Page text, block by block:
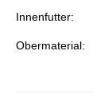
Innenfutter:
Obermaterial: